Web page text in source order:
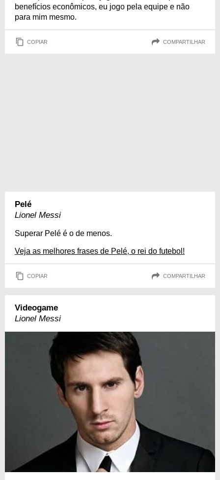
benefícios econômicos, eu jogo pela equipe e não
para mim mesmo.
COPIAR COMPARTILHAR
Pelé
Lionel Messi
Superar Pelé é o de menos.
Veja as melhores frases de Pelé, o rei do futebol!
COPIAR COMPARTILHAR
Videogame
Lionel Messi